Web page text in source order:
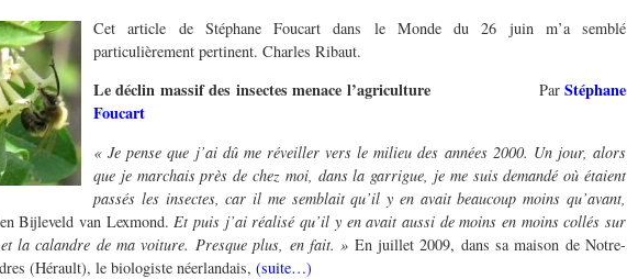
Cet article de Stéphane Foucart dans le Monde du 26 juin m’a semblé
particulièrement pertinent. Charles Ribaut.
Le déclin massif des insectes menace l’agriculture Par Stéphane
Foucart
« Je pense que j’ai dû me réveillervers le milieu des années 2000. Un jour, alors
que je marchais près de chez moi, dans la garrigue, je me suis demandé où étaient
passés les insectes, car il me semblait qu’il y en avait beaucoup moins qu’avant,
Bijleveld van Lexmond. Et puis j’ai réalisé qu’il y en avait aussi de moins en moins collés sur
la calandre de ma voiture. Presque plus, en fait. » En juillet 2009, dans sa maison de Notre-
(Hérault), le biologiste néerlandais, (suite…)